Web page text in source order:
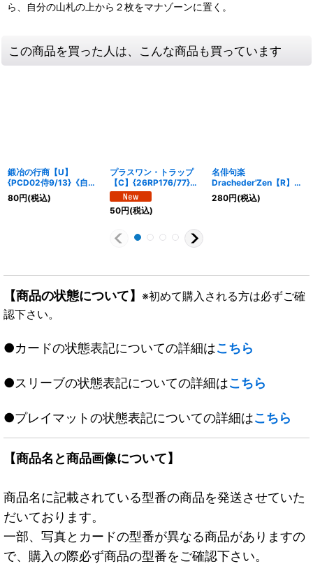
ら、自分の山札の上から２枚をマナゾーンに置く。
この商品を買った人は、こんな商品も買っています
鍛冶の行商【U】
{PCD02侍9/13}《自
然》
80円(税込)
プラスワン・トラップ
【C】{26RP176/77}
《自然》
50円(税込)
名俳句楽
Dracheder'Zen【R】
{25EX330/80}《多》
280円(税込)
【商品の状態について】 ※初めて購入される方は必ずご確
認下さい。
●カードの状態表記についての詳細はこちら
●スリーブの状態表記についての詳細はこちら
●プレイマットの状態表記についての詳細はこちら
【商品名と商品画像について】
商品名に記載されている型番の商品を発送させていた
だいております。
一部、写真とカードの型番が異なる商品がありますの
で、購入の際必ず商品の型番をご確認下さい。